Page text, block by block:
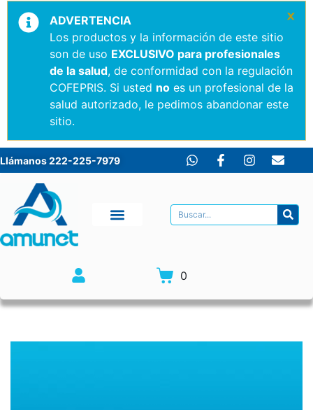
ADVERTENCIA
Los productos y la información de este sitio
son de uso EXCLUSIVO para profesionales
de la salud, de conformidad con la regulación
COFEPRIS. Si usted no es un profesional de la
salud autorizado, le pedimos abandonar este
sitio.
×
Llámanos 222-225-7979
0